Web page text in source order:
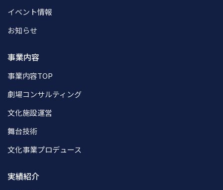
イベント情報
お知らせ
事業内容
事業内容TOP
劇場コンサルティング
文化施設運営
舞台技術
文化事業プロデュース
実績紹介